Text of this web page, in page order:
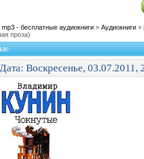
- бесплатные аудиокниги » Аудиокниги »
проза)
Дата: Воскресенье,